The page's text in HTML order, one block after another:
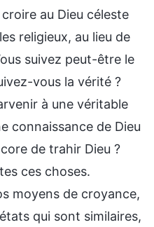
au Dieu céleste
religieux, au lieu de
suivez peut-être le
vous la vérité ?
à une véritable
connaissance de Dieu
de trahir Dieu ?
ces choses.
moyens de croyance,
qui sont similaires,